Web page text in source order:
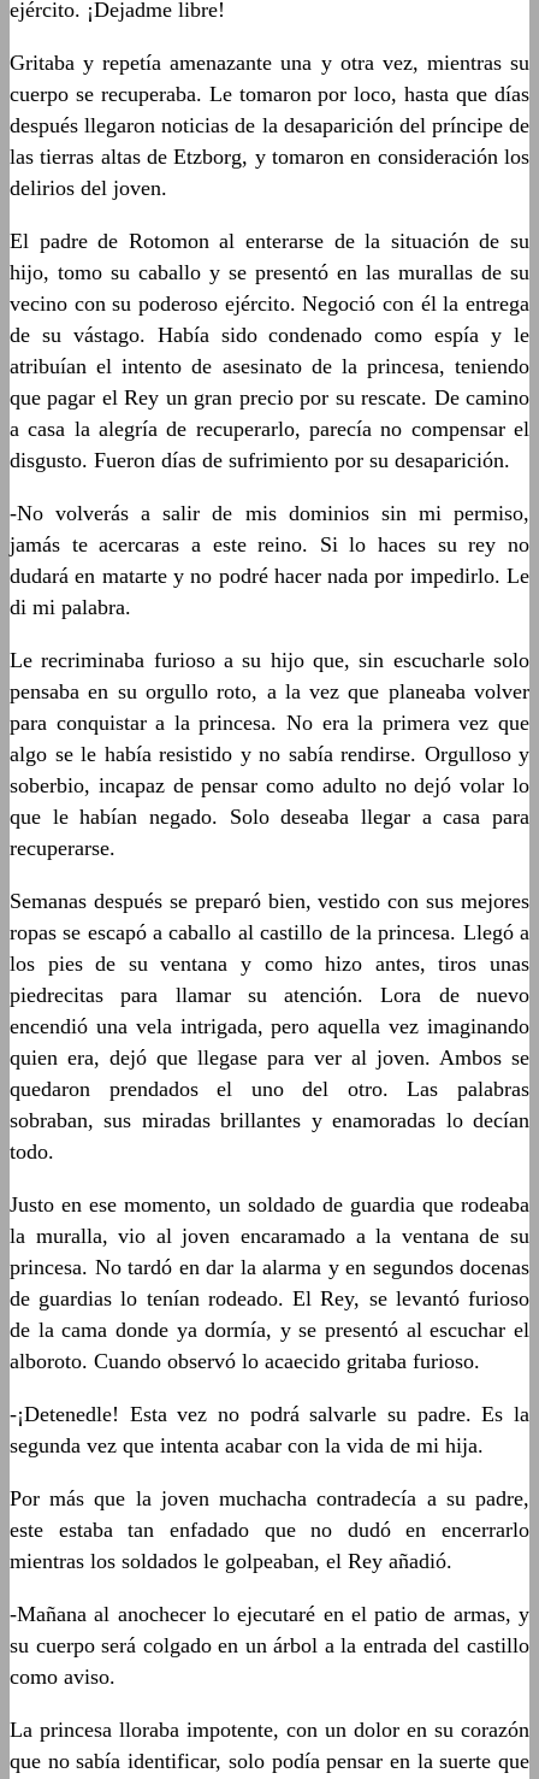
ejército. ¡Dejadme libre!
Gritaba y repetía amenazante una y otra vez, mientras su
cuerpo se recuperaba. Le tomaron por loco, hasta que días
después llegaron noticias de la desaparición del príncipe de
las tierras altas de Etzborg, y tomaron en consideración los
delirios del joven.
El padre de Rotomon al enterarse de la situación de su
hijo, tomo su caballo y se presentó en las murallas de su
vecino con su poderoso ejército. Negoció con él la entrega
de su vástago. Había sido condenado como espía y le
atribuían el intento de asesinato de la princesa, teniendo
que pagar el Rey un gran precio por su rescate. De camino
a casa la alegría de recuperarlo, parecía no compensar el
disgusto. Fueron días de sufrimiento por su desaparición.
-No volverás a salir de mis dominios sin mi permiso,
jamás te acercaras a este reino. Si lo haces su rey no
dudará en matarte y no podré hacer nada por impedirlo. Le
di mi palabra.
Le recriminaba furioso a su hijo que, sin escucharle solo
pensaba en su orgullo roto, a la vez que planeaba volver
para conquistar a la princesa. No era la primera vez que
algo se le había resistido y no sabía rendirse. Orgulloso y
soberbio, incapaz de pensar como adulto no dejó volar lo
que le habían negado. Solo deseaba llegar a casa para
recuperarse.
Semanas después se preparó bien, vestido con sus mejores
ropas se escapó a caballo al castillo de la princesa. Llegó a
los pies de su ventana y como hizo antes, tiros unas
piedrecitas para llamar su atención. Lora de nuevo
encendió una vela intrigada, pero aquella vez imaginando
quien era, dejó que llegase para ver al joven. Ambos se
quedaron prendados el uno del otro. Las palabras
sobraban, sus miradas brillantes y enamoradas lo decían
todo.
Justo en ese momento, un soldado de guardia que rodeaba
la muralla, vio al joven encaramado a la ventana de su
princesa. No tardó en dar la alarma y en segundos docenas
de guardias lo tenían rodeado. El Rey, se levantó furioso
de la cama donde ya dormía, y se presentó al escuchar el
alboroto. Cuando observó lo acaecido gritaba furioso.
-¡Detenedle! Esta vez no podrá salvarle su padre. Es la
segunda vez que intenta acabar con la vida de mi hija.
Por más que la joven muchacha contradecía a su padre,
este estaba tan enfadado que no dudó en encerrarlo
mientras los soldados le golpeaban, el Rey añadió.
-Mañana al anochecer lo ejecutaré en el patio de armas, y
su cuerpo será colgado en un árbol a la entrada del castillo
como aviso.
La princesa lloraba impotente, con un dolor en su corazón
que no sabía identificar, solo podía pensar en la suerte que